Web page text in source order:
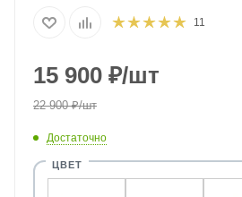
11
15 900 ₽/шт
22 900₽/шт
Достаточно